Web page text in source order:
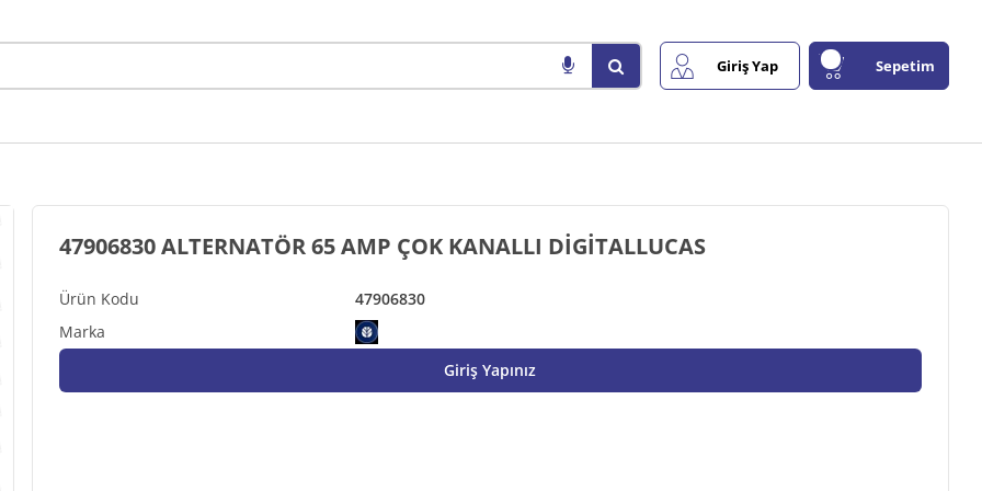
Giriş Yap Sepetim
47906830
47906830 ALTERNATÖR 65 AMP ÇOK KANALLI DİGİTALLUCAS
Giriş Yapınız